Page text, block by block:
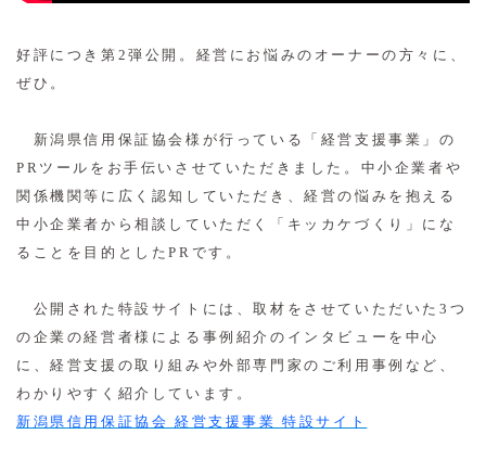
好評につき第2弾公開。経営にお悩みのオーナーの方々に、
ぜひ。
新潟県信用保証協会様が行っている「経営支援事業」の
PRツールをお手伝いさせていただきました。中小企業者や
関係機関等に広く認知していただき、経営の悩みを抱える
中小企業者から相談していただく「キッカケづくり」にな
ることを目的としたPRです。
公開された特設サイトには、取材をさせていただいた3つ
の企業の経営者様による事例紹介のインタビューを中心
に、経営支援の取り組みや外部専門家のご利用事例など、
わかりやすく紹介しています。
新潟県信用保証協会 経営支援事業 特設サイト